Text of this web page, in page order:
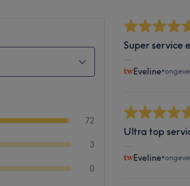
72
3
0
Super service
Eveline•
Ultra top
Eveline•